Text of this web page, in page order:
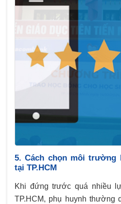
5. Cách chọn môi trường
tại TP.HCM
Khi đứng trước quá nhiều
TP.HCM, phụ huynh thường